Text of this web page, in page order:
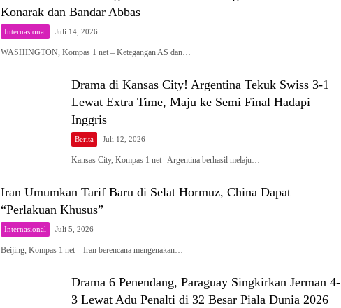
Konarak dan Bandar Abbas
Internasional Juli 14, 2026
WASHINGTON, Kompas 1 net – Ketegangan AS dan…
Drama di Kansas City! Argentina Tekuk Swiss 3-1
Lewat Extra Time, Maju ke Semi Final Hadapi
Inggris
Berita Juli 12, 2026
Kansas City, Kompas 1 net– Argentina berhasil melaju…
Iran Umumkan Tarif Baru di Selat Hormuz, China Dapat
“Perlakuan Khusus”
Internasional Juli 5, 2026
Beijing, Kompas 1 net – Iran berencana mengenakan…
Drama 6 Penendang, Paraguay Singkirkan Jerman 4-
3 Lewat Adu Penalti di 32 Besar Piala Dunia 2026